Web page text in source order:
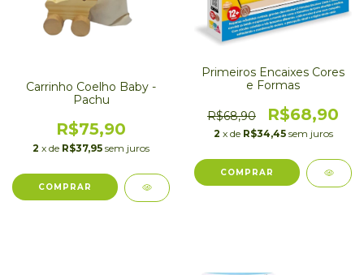
Carrinho Coelho Baby -
Pachu
R$75,90
2 x de R$37,95 sem juros
Primeiros Encaixes Cores
e Formas
R$68,90 R$68,90
2 x de R$34,45 sem juros